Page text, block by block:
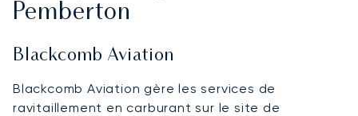
Pemberton
Blackcomb Aviation
Blackcomb Aviation gère les services de
ravitaillement en carburant sur le site de